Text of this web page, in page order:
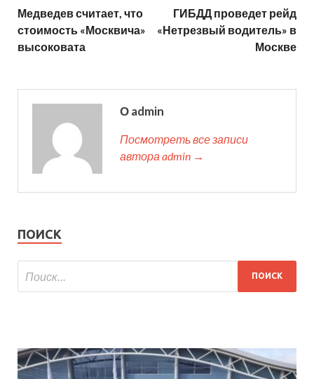
Медведев считает, что
стоимость «Москвича»
высоковата
ГИБДД проведет рейд
«Нетрезвый водитель» в
Москве
О admin
Посмотреть все записи
автора admin →
ПОИСК